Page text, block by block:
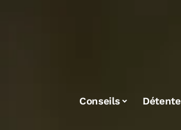
Conseils Détente